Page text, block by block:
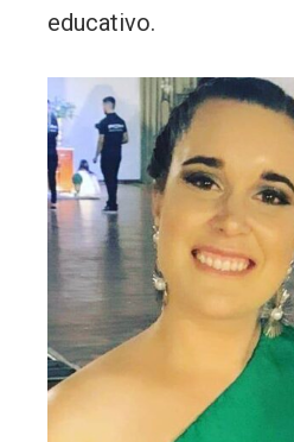
educativo.